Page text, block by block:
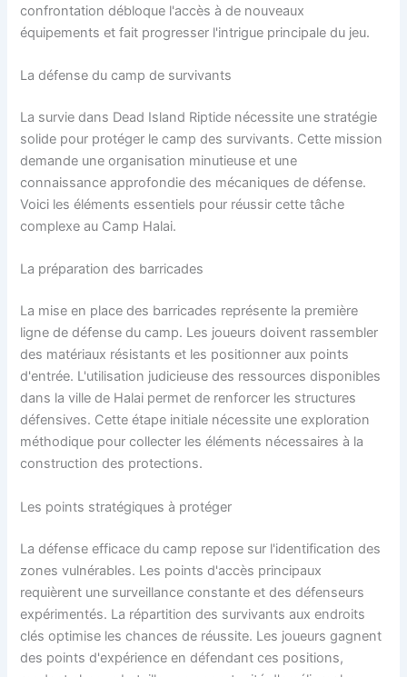
confrontation débloque l'accès à de nouveaux
équipements et fait progresser l'intrigue principale du jeu.
La défense du camp de survivants
La survie dans Dead Island Riptide nécessite une stratégie
solide pour protéger le camp des survivants. Cette mission
demande une organisation minutieuse et une
connaissance approfondie des mécaniques de défense.
Voici les éléments essentiels pour réussir cette tâche
complexe au Camp Halai.
La préparation des barricades
La mise en place des barricades représente la première
ligne de défense du camp. Les joueurs doivent rassembler
des matériaux résistants et les positionner aux points
d'entrée. L'utilisation judicieuse des ressources disponibles
dans la ville de Halai permet de renforcer les structures
défensives. Cette étape initiale nécessite une exploration
méthodique pour collecter les éléments nécessaires à la
construction des protections.
Les points stratégiques à protéger
La défense efficace du camp repose sur l'identification des
zones vulnérables. Les points d'accès principaux
requièrent une surveillance constante et des défenseurs
expérimentés. La répartition des survivants aux endroits
clés optimise les chances de réussite. Les joueurs gagnent
des points d'expérience en défendant ces positions,